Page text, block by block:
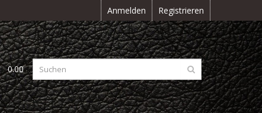
Anmelden Registrieren
0.00